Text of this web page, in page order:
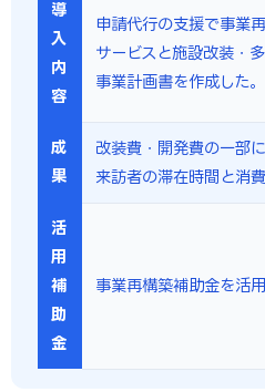
導
入
内
容
申請代行の支援で事業
サービスと施設改装・
事業計画書を作成した。
成
果
改装費・開発費の一部
来訪者の滞在時間と消
活
用
補
助
金
事業再構築補助金を活用